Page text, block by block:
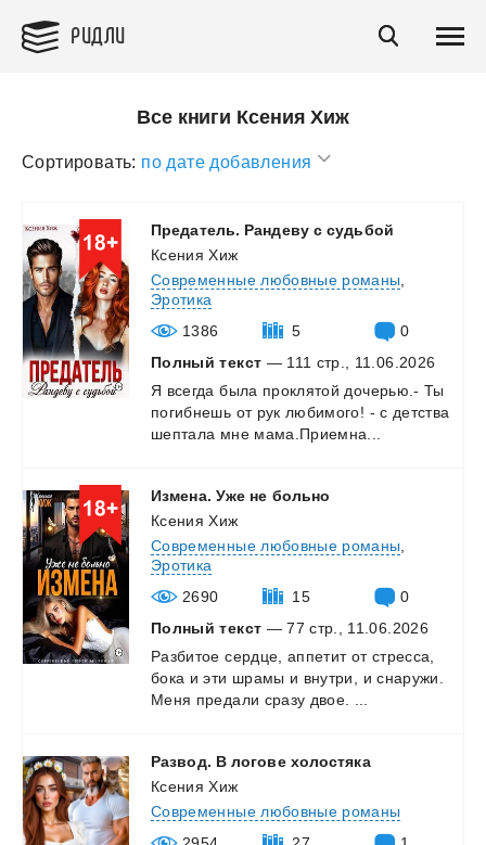
РИДЛИ
Все книги Ксения Хиж
Сортировать: по дате добавления
Предатель. Рандеву с судьбой
Ксения Хиж
Современные любовные романы
Эротика
1386
5
0
Полный текст — 111 стр., 11.06.2026
Я всегда была проклятой дочерью.- Ты
погибнешь от рук любимого! - с детства
шептала мне мама.Приемна...
Измена. Уже не больно
Ксения Хиж
Современные любовные романы
Эротика
2690
15
0
Полный текст — 77 стр., 11.06.2026
Разбитое сердце, аппетит от стресса,
бока и эти шрамы и внутри, и снаружи.
Меня предали сразу двое.
Развод. В логове холостяка
Ксения Хиж
Современные любовные романы